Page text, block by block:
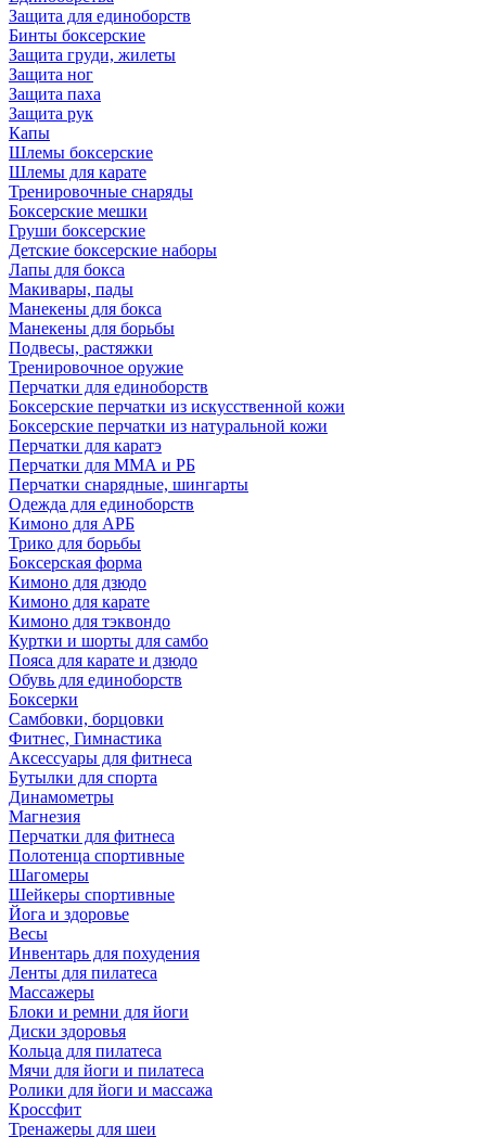
Защита для единоборств
Бинты боксерские
Защита груди, жилеты
Защита ног
Защита паха
Защита рук
Капы
Шлемы боксерские
Шлемы для карате
Тренировочные снаряды
Боксерские мешки
Груши боксерские
Детские боксерские наборы
Лапы для бокса
Макивары, пады
Манекены для бокса
Манекены для борьбы
Подвесы, растяжки
Тренировочное оружие
Перчатки для единоборств
Боксерские перчатки из искусственной кожи
Боксерские перчатки из натуральной кожи
Перчатки для каратэ
Перчатки для ММА и РБ
Перчатки снарядные, шингарты
Одежда для единоборств
Кимоно для АРБ
Трико для борьбы
Боксерская форма
Кимоно для дзюдо
Кимоно для карате
Кимоно для тэквондо
Куртки и шорты для самбо
Пояса для карате и дзюдо
Обувь для единоборств
Боксерки
Самбовки, борцовки
Фитнес, Гимнастика
Аксессуары для фитнеса
Бутылки для спорта
Динамометры
Магнезия
Перчатки для фитнеса
Полотенца спортивные
Шагомеры
Шейкеры спортивные
Йога и здоровье
Весы
Инвентарь для похудения
Ленты для пилатеса
Массажеры
Блоки и ремни для йоги
Диски здоровья
Кольца для пилатеса
Мячи для йоги и пилатеса
Ролики для йоги и массажа
Кроссфит
Тренажеры для шеи